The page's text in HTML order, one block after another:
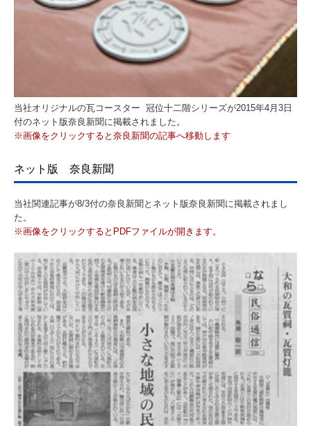
当社オリジナルの瓦コースター 冠位十二階シリーズが2015年4月3日
付のネット版奈良新聞に掲載されました。
※画像をクリックすると奈良新聞の記事へ移動します
ネット版 奈良新聞
当社関連記事が8/3付の奈良新聞とネット版奈良新聞に掲載されまし
た。
※画像をクリックするとPDFファイルが開きます。